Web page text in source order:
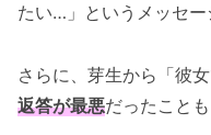
たい…」というメッセー
さらに、芽生から「彼
返答が最悪だったこと